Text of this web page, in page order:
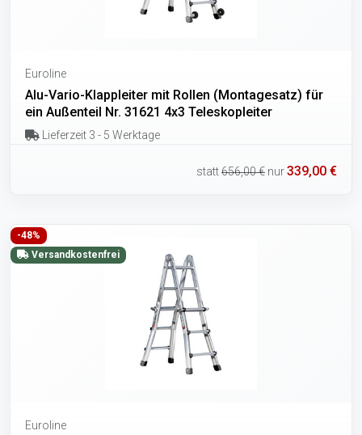
Euroline
Alu-Vario-Klappleiter mit Rollen (Montagesatz) für
ein Außenteil Nr. 31621 4x3 Teleskopleiter
Lieferzeit 3 - 5 Werktage
statt656,00 € nur339,00 €
-48%
Versandkostenfrei
Euroline